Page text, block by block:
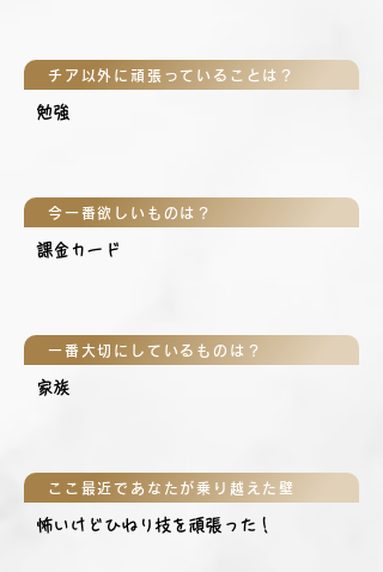
チア以外に頑張っていることは？
勉強
今一番欲しいものは？
課金カード
一番大切にしているものは？
家族
ここ最近であなたが乗り越えた壁
怖いけどひねり技を頑張った！